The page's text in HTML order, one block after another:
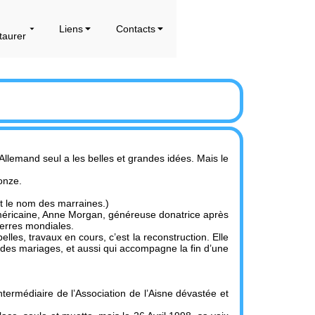
Liens Contacts
seul a les belles et grandes idées. Mais le
le nom des marraines.)
Anne Morgan, généreuse donatrice après
mondiales.
travaux en cours, c’est la reconstruction. Elle
mariages, et aussi qui accompagne la fin d’une
de l’Association de l’Aisne dévastée et